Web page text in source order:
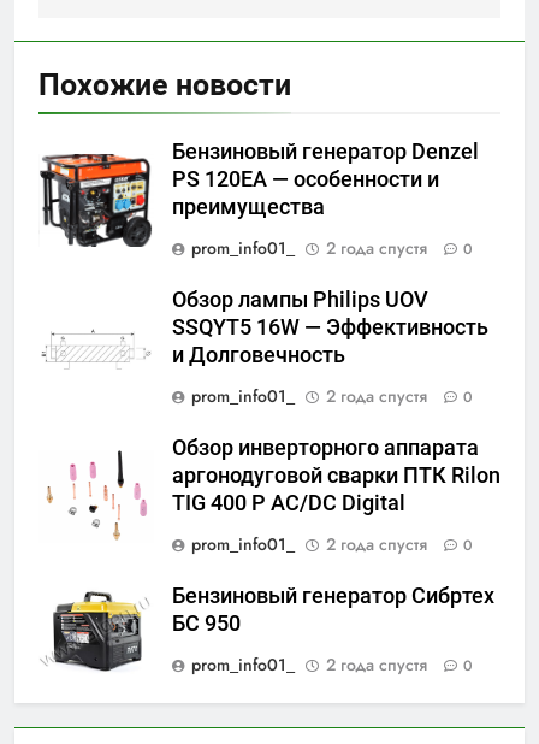
Похожие новости
Бензиновый генератор Denzel
PS 120EA — особенности и
преимущества
prom_info01_
2 года спустя 0
Обзор лампы Philips UOV
SSQYT5 16W — Эффективность
и Долговечность
prom_info01_
2 года спустя 0
Обзор инверторного аппарата
аргонодуговой сварки ПТК Rilon
TIG 400 P AC/DC Digital
prom_info01_
2 года спустя 0
Бензиновый генератор Сибртех
БС 950
prom_info01_
2 года спустя 0